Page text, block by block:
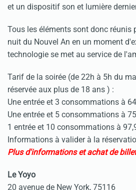
et un dispositif son et lumière
Tous les éléments sont donc réunis
nuit du Nouvel An en un moment
technologie se met au service de
Tarif de la soirée (de 22h à 5h du
réservée aux plus de 18 ans ) :
Une entrée et 3 consommations à
Une entrée et 5 consommations à
1 entrée et 10 consommations à
Informations à valider à la
Plus d'informations et achat de
Le Yoyo
20 avenue de New York, 75116